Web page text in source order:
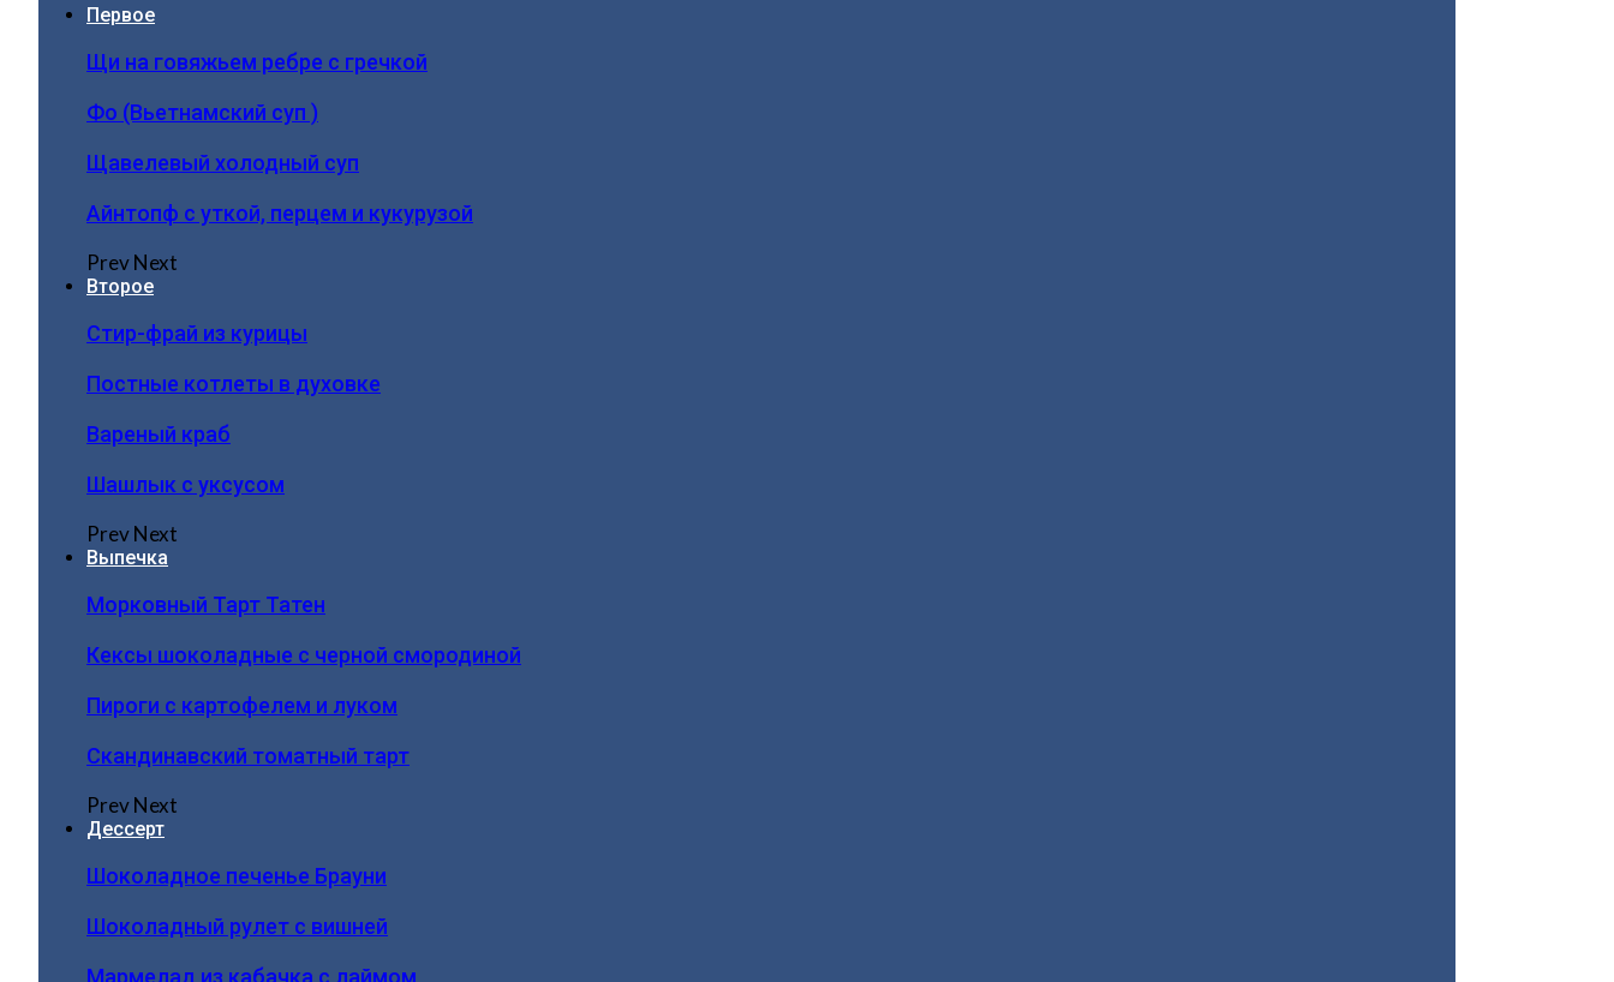
Первое
Щи на говяжьем ребре с гречкой
Фо (Вьетнамский суп )
Щавелевый холодный суп
Айнтопф с уткой, перцем и кукурузой
PrevNext
Второе
Стир-фрай из курицы
Постные котлеты в духовке
Вареный краб
Шашлык с уксусом
PrevNext
Выпечка
Морковный Тарт Татен
Кексы шоколадные с черной смородиной
Пироги c картофелем и луком
Скандинавский томатный тарт
PrevNext
Дессерт
Шоколадное печенье Брауни
Шоколадный рулет с вишней
Мармелад из кабачка с лаймом